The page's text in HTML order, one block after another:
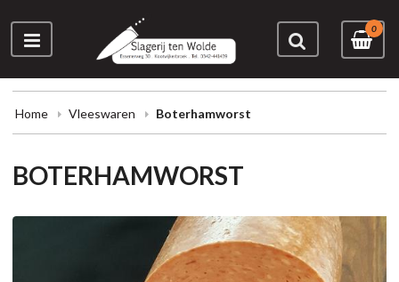
0
Home Vleeswaren Boterhamworst
BOTERHAMWORST